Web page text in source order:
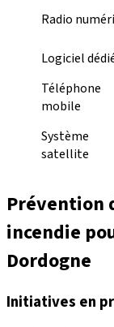
Radio
Logiciel
Téléphone
mobile
Système
satellite
Prévention
incendie
Dordogne
Initiatives en